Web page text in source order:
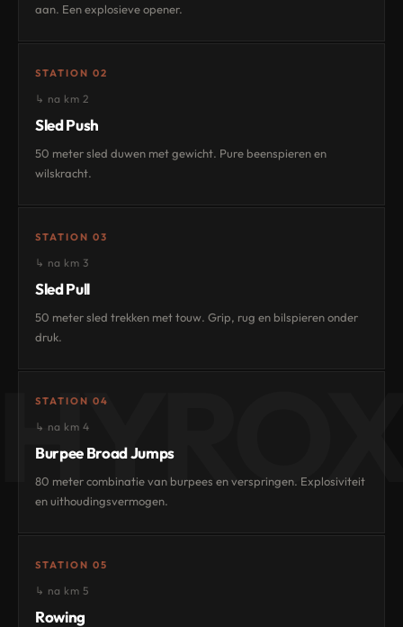
aan. Een explosieve opener.
STATION 02
↳ na km 2
Sled Push
50 meter sled duwen met gewicht. Pure beenspieren en
wilskracht.
STATION 03
↳ na km 3
Sled Pull
50 meter sled trekken met touw. Grip, rug en bilspieren onder
druk.
STATION 04
↳ na km 4
Burpee Broad Jumps
80 meter combinatie van burpees en verspringen. Explosiviteit
en uithoudingsvermogen.
STATION 05
↳ na km 5
Rowing